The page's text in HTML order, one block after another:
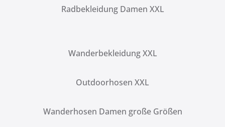
Radbekleidung Damen XXL
Wanderbekleidung XXL
Outdoorhosen XXL
Wanderhosen Damen große Größen